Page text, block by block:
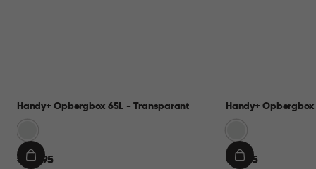
Handy+ Opbergbox 65L - Transparant
€€ 22,95
IN
Handy+
€€ 11,95
IN